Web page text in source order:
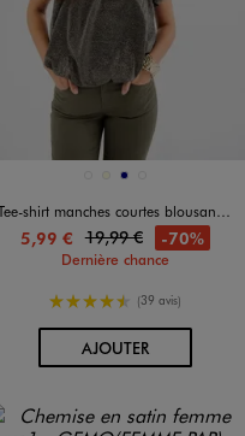
Disponible en 4 coloris
BLEU STANDARD
ECRUMARINE
shirt manches courtes blousant en maille fluide pailletée femme
5,99 € 19,99 € -70%
Dernière chance
4.5/5 de moyenne
(39 avis)
AJOUTERAU PANIER